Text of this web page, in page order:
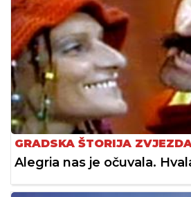
GRADSKA ŠTORIJA
Alegria nas je očuvala.